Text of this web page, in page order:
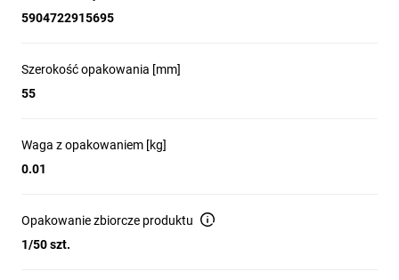
5904722915695
Szerokość opakowania [mm]
55
Waga z opakowaniem [kg]
0.01
Opakowanie zbiorcze produktu
1/50 szt.